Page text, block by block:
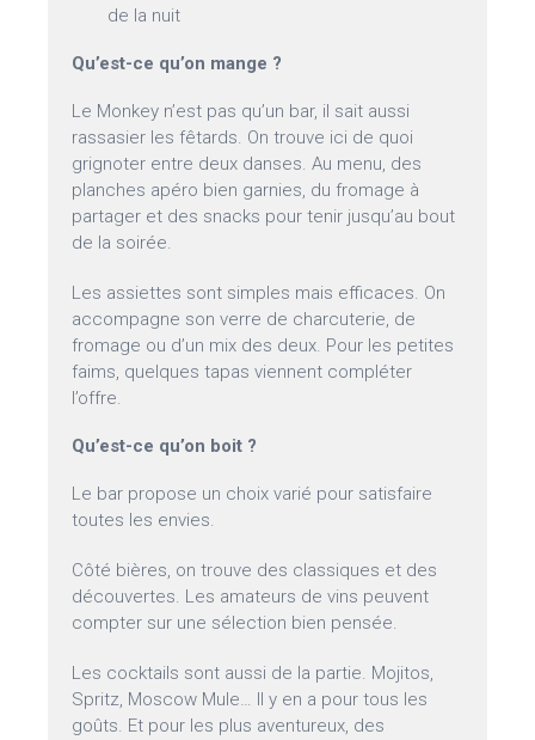
de la nuit
Qu’est-ce qu’on mange ?
Le Monkey n’est pas qu’un bar, il sait aussi
rassasier les fêtards. On trouve ici de quoi
grignoter entre deux danses. Au menu, des
planches apéro bien garnies, du fromage à
partager et des snacks pour tenir jusqu’au bout
de la soirée.
Les assiettes sont simples mais efficaces. On
accompagne son verre de charcuterie, de
fromage ou d’un mix des deux. Pour les petites
faims, quelques tapas viennent compléter
l’offre.
Qu’est-ce qu’on boit ?
Le bar propose un choix varié pour satisfaire
toutes les envies.
Côté bières, on trouve des classiques et des
découvertes. Les amateurs de vins peuvent
compter sur une sélection bien pensée.
Les cocktails sont aussi de la partie. Mojitos,
Spritz, Moscow Mule… Il y en a pour tous les
goûts. Et pour les plus aventureux, des